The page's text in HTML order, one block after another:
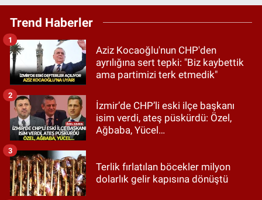
Trend Haberler
Aziz Kocaoğlu'nun CHP'den
ayrılığına sert tepki: "Biz kaybettik
ama partimizi terk etmedik"
1
İzmir’de CHP’li eski ilçe başkanı
isim verdi, ateş püskürdü: Özel,
Ağbaba, Yücel…
2
Terlik fırlatılan böcekler milyon
dolarlık gelir kapısına dönüştü
3